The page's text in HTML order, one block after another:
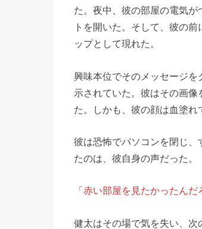
た。夜中、彼の部屋の電気
トを開いた。そして、彼の
ップとして現れた。
興味本位でそのメッセージ
示されていた。彼はその画
た。しかも、彼の顔は血塗れ
彼は恐怖でパソコンを閉じ、
たのは、彼自身の声だった。
「赤い部屋を見たかったんだ
健太はその場で気を失い、次